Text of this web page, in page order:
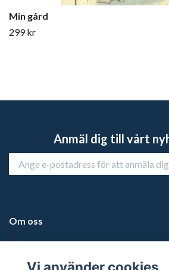
Min gård
299 kr
Anmäl dig till vårt
Om oss